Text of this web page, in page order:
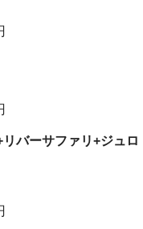
バーサファリ+ジュロ